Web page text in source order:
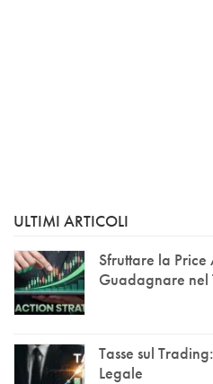
ULTIMI ARTICOLI
Sfruttare la
Guadagnare
Tasse sul
Legale